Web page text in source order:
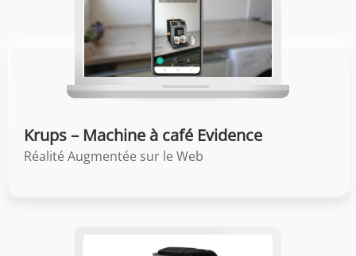
Krups – Machine à café Evidence
Réalité Augmentée sur le Web